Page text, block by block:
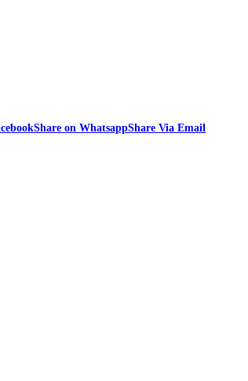
Share on WhatsappShare Via Email